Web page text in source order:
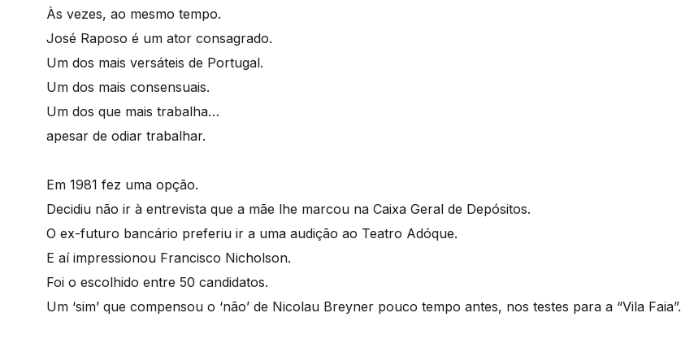
Às vezes, ao mesmo tempo.
José Raposo é um ator consagrado.
Um dos mais versáteis de Portugal.
Um dos mais consensuais.
Um dos que mais trabalha…
apesar de odiar trabalhar.
Em 1981 fez uma opção.
Decidiu não ir à entrevista que a mãe lhe marcou na Caixa Geral de Depósitos.
O ex-futuro bancário preferiu ir a uma audição ao Teatro Adóque.
E aí impressionou Francisco Nicholson.
Foi o escolhido entre 50 candidatos.
Um ‘sim’ que compensou o ‘não’ de Nicolau Breyner pouco tempo antes, nos testes para a “Vila Faia”.